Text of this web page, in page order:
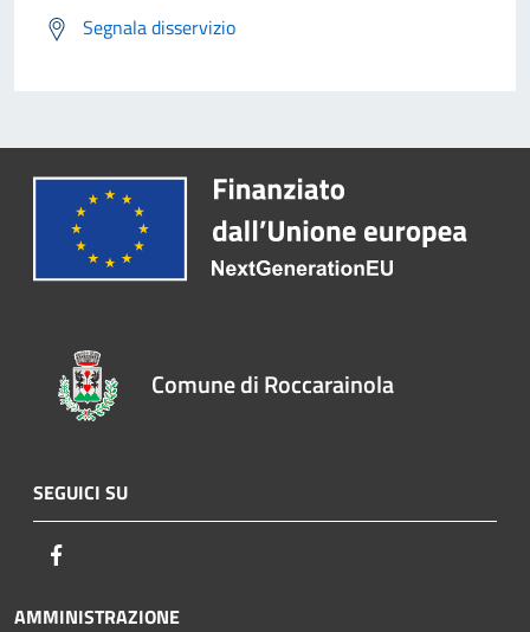
Segnala disservizio
Comune di Roccarainola
SEGUICI SU
AMMINISTRAZIONE